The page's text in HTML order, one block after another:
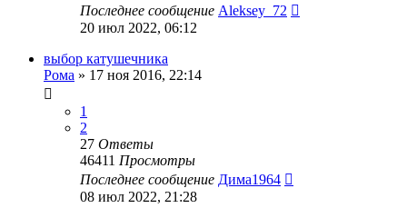
Последнее сообщение Aleksey_72
20 июл 2022, 06:12
выбор катушечника
Рома » 17 ноя 2016, 22:14
1
2
27 Ответы
46411 Просмотры
Последнее сообщение Дима1964
08 июл 2022, 21:28